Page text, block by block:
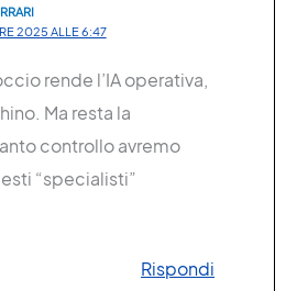
2025 ALLE 6:47
rende l’IA operativa,
Ma resta la
controllo avremo
“specialisti”
Rispondi